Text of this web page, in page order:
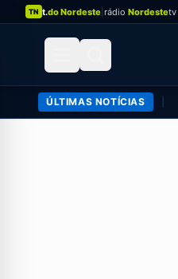
TN t.do Nordeste rádio Nordestetv
ÚLTIMAS NOTÍCIAS